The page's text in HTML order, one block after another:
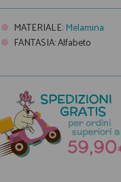
MATERIALE:Melamina
FANTASIA:Alfabeto